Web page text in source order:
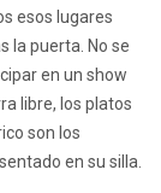
esos lugares
la puerta. No se
en un show
libre, los platos
son los
en su silla.